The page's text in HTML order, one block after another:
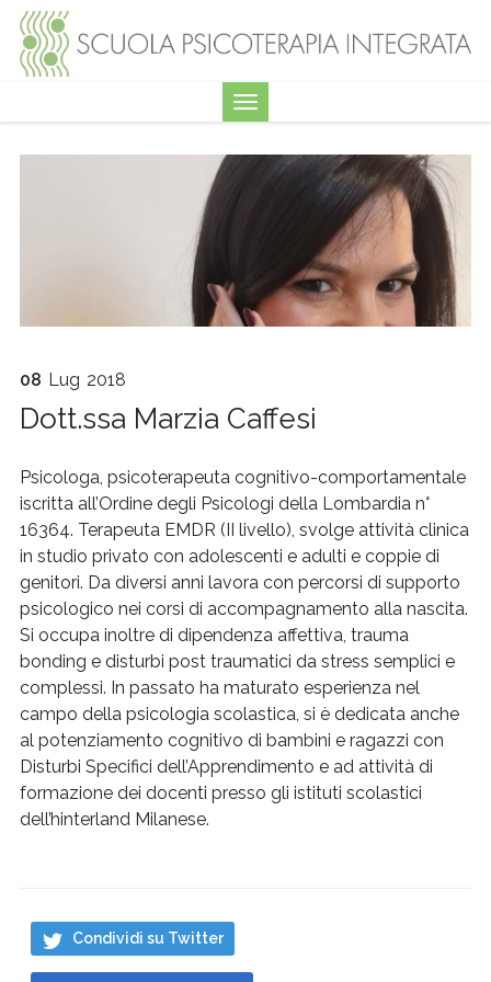
08 Lug 2018
Dott.ssa Marzia Caffesi
Psicologa, psicoterapeuta cognitivo-comportamentale
iscritta all’Ordine degli Psicologi della Lombardia n°
16364. Terapeuta EMDR (II livello), svolge attività clinica
in studio privato con adolescenti e adulti e coppie di
genitori. Da diversi anni lavora con percorsi di supporto
psicologico nei corsi di accompagnamento alla nascita.
Si occupa inoltre di dipendenza affettiva, trauma
bonding e disturbi post traumatici da stress semplici e
complessi. In passato ha maturato esperienza nel
campo della psicologia scolastica, si è dedicata anche
al potenziamento cognitivo di bambini e ragazzi con
Disturbi Specifici dell’Apprendimento e ad attività di
formazione dei docenti presso gli istituti scolastici
dell’hinterland Milanese.
Condividi su Twitter